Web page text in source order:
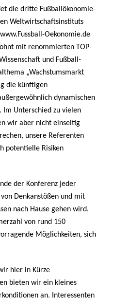
die dritte Fußballökonomie-
Weltwirtschaftsinstituts
Oekonomie.de
mit renommierten TOP-
und Fußball-
„Wachstumsmarkt
die künftigen
dynamischen
Unterschied zu vielen
wir aber nicht einseitig
unsere Referenten
potentielle Risiken
der Konferenz jeder
Denkanstößen und mit
nach Hause gehen wird.
von rund 150
Möglichkeiten, sich
hier in Kürze
bieten wir ein kleines
an. Interessenten